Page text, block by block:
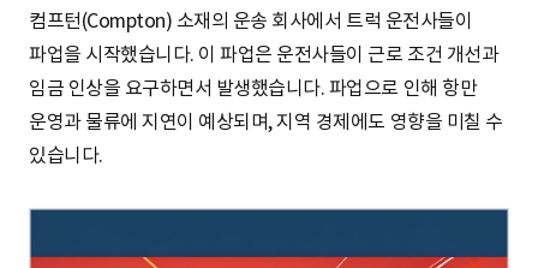
컴프턴(Compton) 소재의 운송 회사에서 트럭 운전사들이
파업을 시작했습니다. 이 파업은 운전사들이 근로 조건 개선과
임금 인상을 요구하면서 발생했습니다. 파업으로 인해 항만
운영과 물류에 지연이 예상되며, 지역 경제에도 영향을 미칠 수
있습니다.